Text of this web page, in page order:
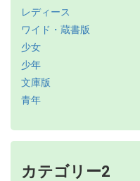
レディース
ワイド・蔵書版
少女
少年
文庫版
青年
カテゴリー2